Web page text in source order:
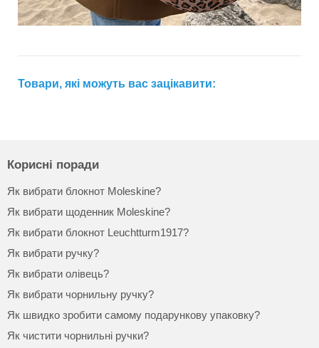
Товари, які можуть вас зацікавити:
Корисні поради
Як вибрати блокнот Moleskine?
Як вибрати щоденник Moleskine?
Як вибрати блокнот Leuchtturm1917?
Як вибрати ручку?
Як вибрати олівець?
Як вибрати чорнильну ручку?
Як швидко зробити самому подарункову упаковку?
Як чистити чорнильні ручки?